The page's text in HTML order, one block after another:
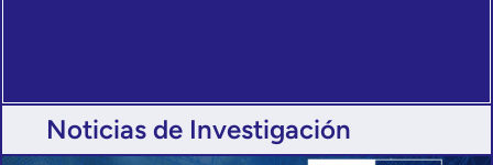
Noticias de Investigación